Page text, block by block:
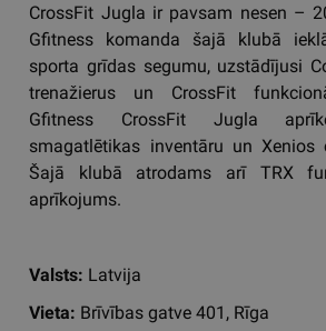
CrossFit Jugla ir pavsam nesen –
Gfitness komanda šajā klubā
sporta grīdas segumu, uzstādījusi
trenažierus un CrossFit
Gfitness CrossFit Jugla
smagatlētikas inventāru un Xenios
Šajā klubā atrodams arī TRX
aprīkojums.
Valsts: Latvija
Vieta: Brīvības gatve 401, Rīga